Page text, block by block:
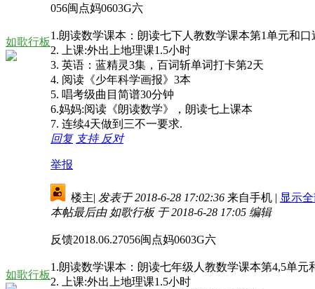
如歌行板
056闽点妈0603G六
1.朗读数学课本：朗读七下人教数学课本第1单元和
2. 上课:外出上地理课1.5小时
3. 英语：蓝精灵3集，百词斩单词打卡第2天
4. 阅读《少年科学画报》3本
5. 唱考级曲目简谱30分钟
6.妈妈:阅读《朗读数学》，朗读七上课本
7. 连续4天做到三不一要求.
回复 支持 反对
举报
如歌行板
楼主| 发表于 2018-6-28 17:02:36 来自手机 | 显示
本帖最后由 如歌行板 于 2018-6-28 17:05 编辑
反馈2018.06.27056闽点妈0603G六
1.朗读数学课本：朗读七年级人教数学课本第4,5单
2. 上课:外出上地理课1.5小时